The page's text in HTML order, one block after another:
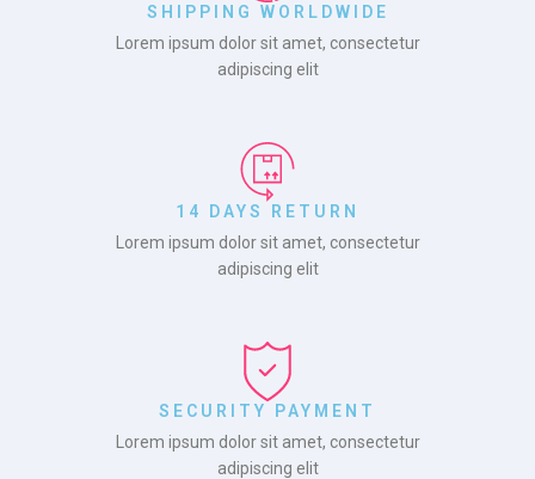
SHIPPING WORLDWIDE
Lorem ipsum dolor sit amet, consectetur
adipiscing elit
14 DAYS RETURN
Lorem ipsum dolor sit amet, consectetur
adipiscing elit
SECURITY PAYMENT
Lorem ipsum dolor sit amet, consectetur
adipiscing elit